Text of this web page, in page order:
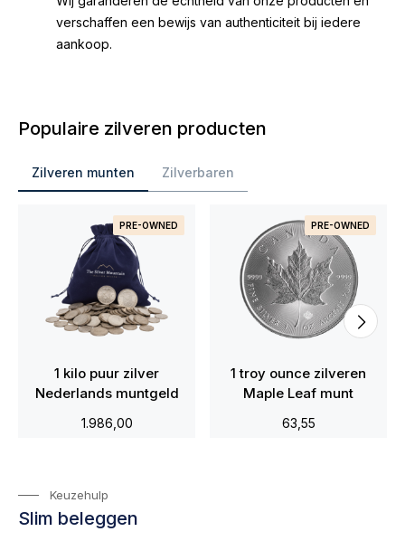
verschaffen een bewijs van authenticiteit bij iedere
aankoop.
Populaire zilveren producten
Zilveren munten Zilverbaren
PRE-OWNED
1 kilo puur zilver
Nederlands muntgeld
1.986,00
PRE-OWNED
1 troy ounce zilveren
Maple Leaf munt
63,55
Keuzehulp
Slim beleggen